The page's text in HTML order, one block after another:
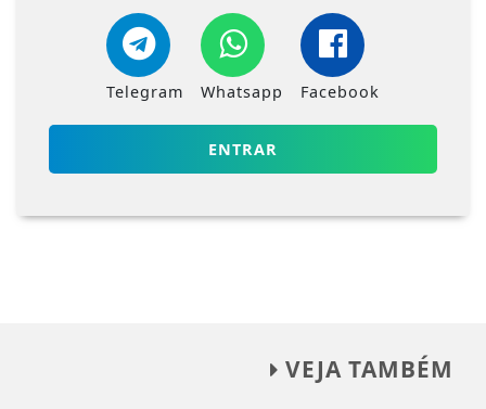
Telegram Whatsapp Facebook
ENTRAR
VEJA TAMBÉM